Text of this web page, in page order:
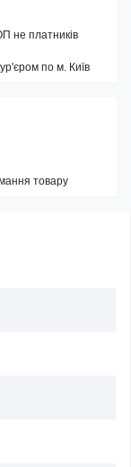
не платників
по м. Київ
товару